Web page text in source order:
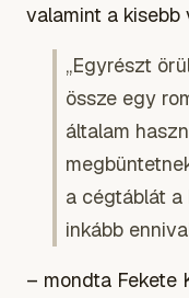
valamint a kisebb
„Egyrészt
össze egy
általam
a cégtáblát a
inkább
– mondta Fekete